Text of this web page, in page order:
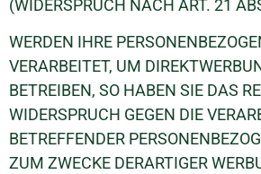
(WIDERSPRUCH NACH ART. 21
WERDEN IHRE
VERARBEITET, UM
BETREIBEN, SO HABEN SIE DAS
WIDERSPRUCH GEGEN DIE
BETREFFENDER
ZUM ZWECKE DERARTIGER